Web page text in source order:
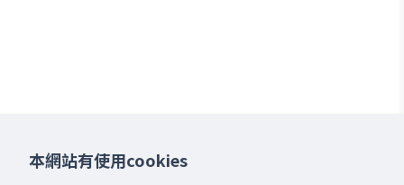
本網站有使用cookies